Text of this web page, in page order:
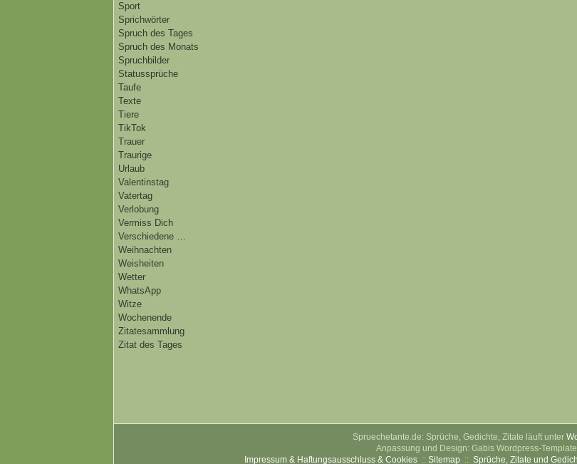
Sport
Sprichwörter
Spruch des Tages
Spruch des Monats
Spruchbilder
Statussprüche
Taufe
Texte
Tiere
TikTok
Trauer
Traurige
Urlaub
Valentinstag
Vatertag
Verlobung
Vermiss Dich
Verschiedene …
Weihnachten
Weisheiten
Wetter
WhatsApp
Witze
Wochenende
Zitatesammlung
Zitat des Tages
Spruechetante.de: Sprüche, Gedichte, Zitate läuft unter
Anpassung und Design: Gabis Wordpress-
Impressum & Haftungsausschluss & Cookies:: Sitemap :: Sprüche, Zitate und